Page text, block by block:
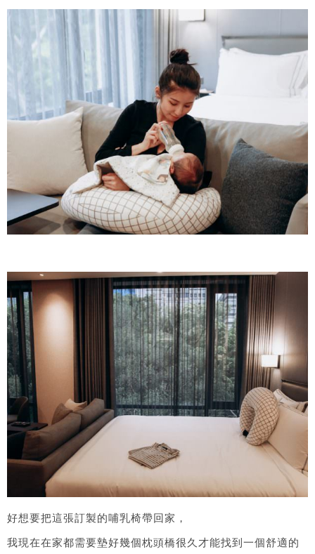
好想要把這張訂製的哺乳椅帶回家，
我現在在家都需要墊好幾個枕頭橋很久才能找到一個舒適的